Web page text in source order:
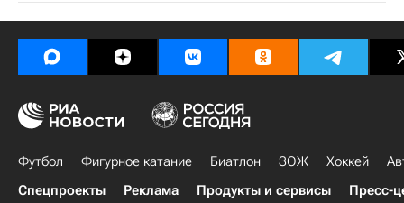
Футбол Фигурное катание Биатлон ЗОЖ Хоккей
Спецпроекты
Реклама Продукты и сервисы Пресс-